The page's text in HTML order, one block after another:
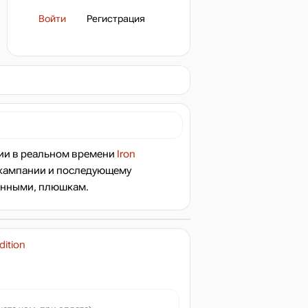
Войти Регистрация
в реальном времени Iron
и последующему
плюшкам.